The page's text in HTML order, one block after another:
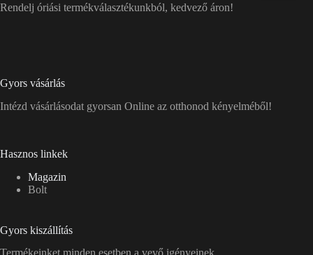
Rendelj óriási termékválasztékunkból, kedvező áron!
Gyors vásárlás
Intézd vásárlásodat gyorsan Online az otthonod kényelméből!
Hasznos linkek
Magazin
Bolt
Gyors kiszállítás